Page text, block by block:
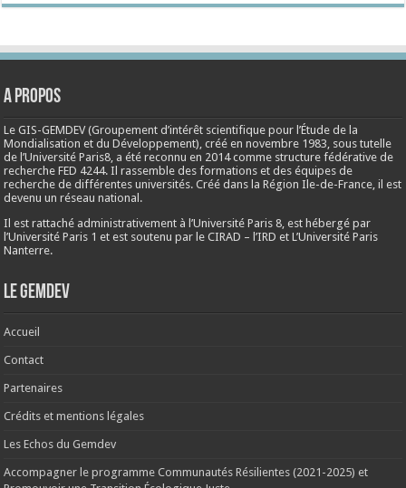
A propos
Le GIS-GEMDEV (Groupement d’intérêt scientifique pour l’Étude de la
Mondialisation et du Développement), créé ennovembre 1983 , sous tutelle
de l’Université Paris8, a été reconnu en 2014 comme structure fédérative de
recherche FED 4244. Il rassemble des formations et des équipes de
recherche de différentes universités. Créé dans la Région Ile-de-France, il est
devenu un réseau national.
Il est rattaché administrativement à l’Université Paris 8, est hébergé par
l’Université Paris 1 et est soutenu par le CIRAD – l’IRD et L’Université Paris
Nanterre.
Le Gemdev
Accueil
Contact
Partenaires
Crédits et mentions légales
Les Echos du Gemdev
Accompagner le programme Communautés Résilientes (2021-2025) et